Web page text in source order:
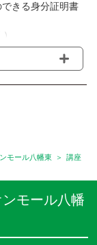
きる身分証明書
円(税込)が含まれ
も含まれており
講を中止または延
説明をさせていた
モール八幡東
講座
モール八幡